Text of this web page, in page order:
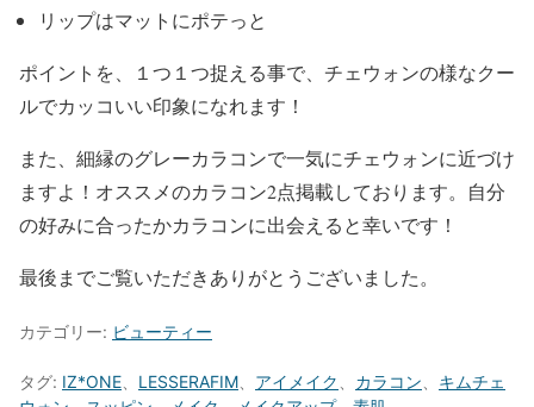
リップはマットにポテっと
ポイントを、１つ１つ捉える事で、チェウォンの様なクー
ルでカッコいい印象になれます！
また、 細縁のグレーカラコンで一気にチェウォンに近づけ
ますよ！ オススメのカラコン2点掲載しております。自分
の好みに合ったかカラコンに出会えると幸いです！
最後までご覧いただきありがとうございました。
カテゴリー: ビューティー
タグ: IZ*ONE LESSERAFIM アイメイク カラコン
キムチェ